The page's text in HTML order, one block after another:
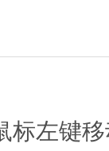
标左键